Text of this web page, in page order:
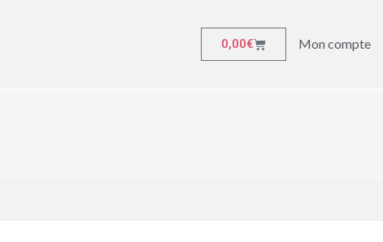
0,00€ Mon compte